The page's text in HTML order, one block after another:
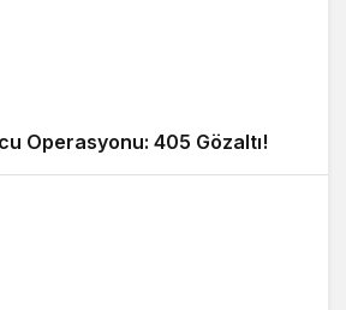
Operasyonu: 405 Gözaltı!